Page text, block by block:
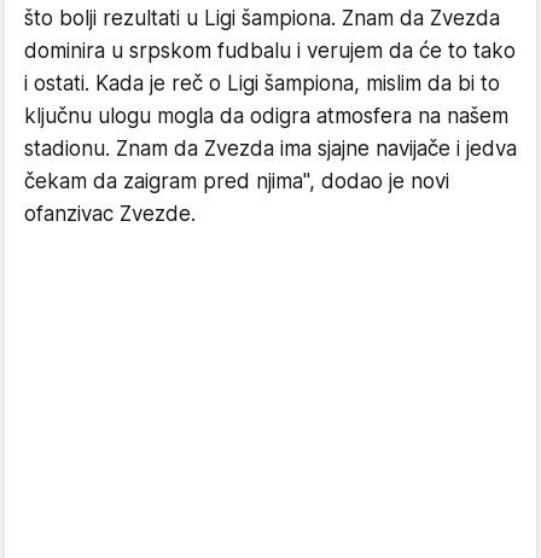
što bolji rezultati u Ligi šampiona. Znam da Zvezda
dominira u srpskom fudbalu i verujem da će to tako
i ostati. Kada je reč o Ligi šampiona, mislim da bi to
ključnu ulogu mogla da odigra atmosfera na našem
stadionu. Znam da Zvezda ima sjajne navijače i jedva
čekam da zaigram pred njima", dodao je novi
ofanzivac Zvezde.